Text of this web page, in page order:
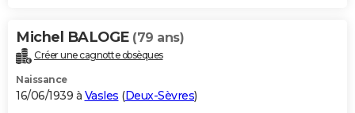
Michel BALOGE (79 ans)
Créer une cagnotte obsèques
Naissance
16/06/1939 à Vasles (Deux-Sèvres)